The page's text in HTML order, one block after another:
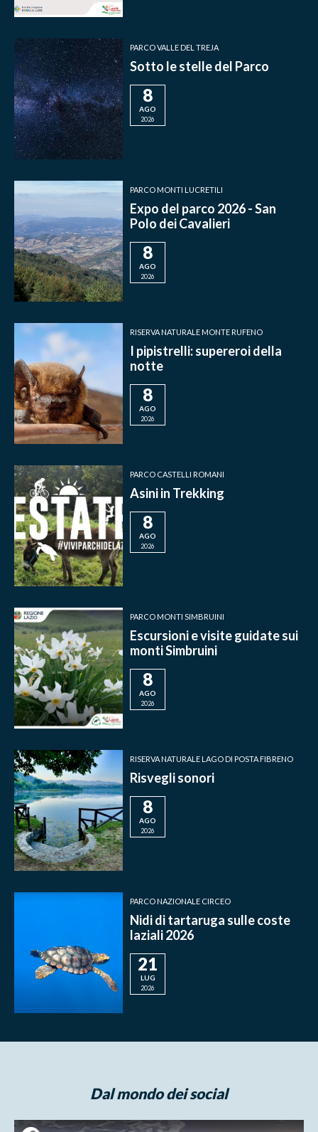
PARCO VALLE DEL TREJA
Sotto le stelle del Parco
8
AGO
2026
PARCO MONTI LUCRETILI
Expo del parco 2026 - San
Polo dei Cavalieri
8
AGO
2026
RISERVA NATURALE MONTE RUFENO
I pipistrelli: supereroi della
notte
8
AGO
2026
PARCO CASTELLI ROMANI
Asini in Trekking
8
AGO
2026
PARCO MONTI SIMBRUINI
Escursioni e visite guidate sui
monti Simbruini
8
AGO
2026
RISERVA NATURALE LAGO DI POSTA FIBRENO
Risvegli sonori
8
AGO
2026
PARCO NAZIONALE CIRCEO
Nidi di tartaruga sulle coste
laziali 2026
21
LUG
2026
Dal mondo dei social